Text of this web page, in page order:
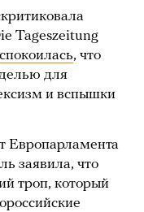
Tageszeitung
, что
для
и вспышки
Европарламента
заявила, что
троп, который